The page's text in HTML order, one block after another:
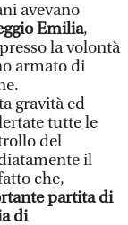
avevano
Emilia,
la volontà
armato di
gravità ed
tutte le
del
il
che,
partita di
di